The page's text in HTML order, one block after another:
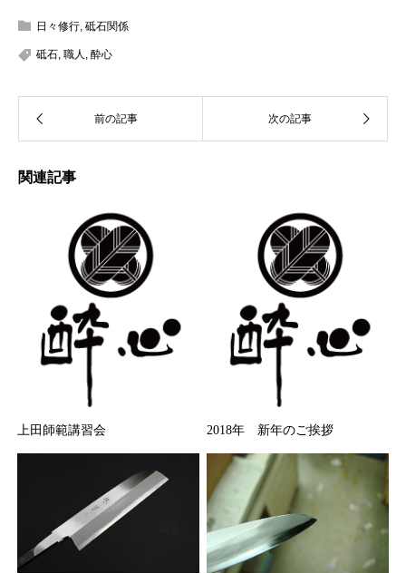
日々修行, 砥石関係
砥石, 職人 , 酔心
関連記事
上田師範講習会 2018年 新年のご挨拶